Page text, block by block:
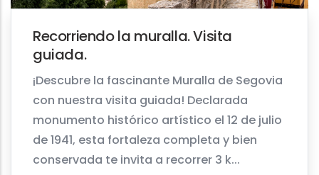
Recorriendo la muralla. Visita
guiada.
¡Descubre la fascinante Muralla de Segovia
con nuestra visita guiada! Declarada
monumento histórico artístico el 12 de julio
de 1941, esta fortaleza completa y bien
conservada te invita a recorrer 3 k...